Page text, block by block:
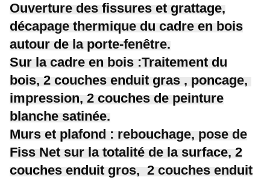
Ouverture des fissures et grattage,
décapage thermique du cadre en bois
autour de la porte-fenêtre.
Sur la cadre en bois :Traitement du
bois, 2 couches enduit gras , poncage,
impression, 2 couches de peinture
blanche satinée.
Murs et plafond : rebouchage, pose de
Fiss Net sur la totalité de la surface, 2
couches enduit gros, 2 couches enduit